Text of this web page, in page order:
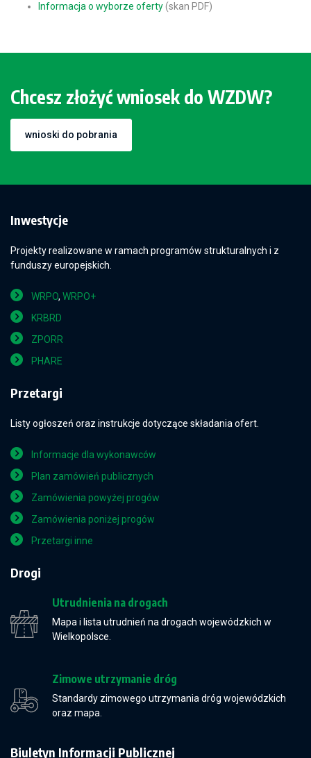
Informacja o wyborze oferty(skan PDF)
Chcesz złożyć wniosek do WZDW?
wnioski do pobrania
Inwestycje
Projekty realizowane w ramach programów strukturalnych i z
funduszy europejskich.
WRPO, WRPO+
KRBRD
ZPORR
PHARE
Przetargi
Listy ogłoszeń oraz instrukcje dotyczące składania ofert.
Informacje dla wykonawców
Plan zamówień publicznych
Zamówienia powyżej progów
Zamówienia poniżej progów
Przetargi inne
Drogi
Utrudnienia na drogach
Mapa i lista utrudnień na drogach wojewódzkich w
Wielkopolsce.
Zimowe utrzymanie dróg
Standardy zimowego utrzymania dróg wojewódzkich
oraz mapa.
Biuletyn Informacji Publicznej